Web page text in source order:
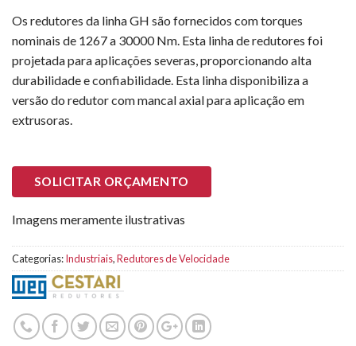
Os redutores da linha GH são fornecidos com torques
nominais de 1267 a 30000 Nm. Esta linha de redutores foi
projetada para aplicações severas, proporcionando alta
durabilidade e confiabilidade. Esta linha disponibiliza a
versão do redutor com mancal axial para aplicação em
extrusoras.
SOLICITAR ORÇAMENTO
Imagens meramente ilustrativas
Categorias:Industriais,Redutores de Velocidade